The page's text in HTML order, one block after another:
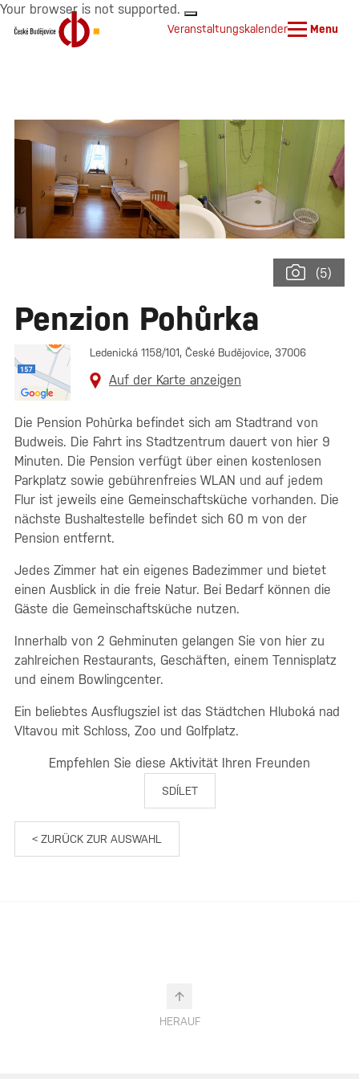
Your browser is not supported.
Veranstaltungskalender Menu
(5)
Penzion Pohůrka
Ledenická 1158/101, České Budějovice, 37006
Auf der Karte anzeigen
Die Pension Pohůrka befindet sich am Stadtrand von
Budweis. Die Fahrt ins Stadtzentrum dauert von hier 9
Minuten. Die Pension verfügt über einen kostenlosen
Parkplatz sowie gebührenfreies WLAN und auf jedem
Flur ist jeweils eine Gemeinschaftsküche vorhanden. Die
nächste Bushaltestelle befindet sich 60 m von der
Pension entfernt.
Jedes Zimmer hat ein eigenes Badezimmer und bietet
einen Ausblick in die freie Natur. Bei Bedarf können die
Gäste die Gemeinschaftsküche nutzen.
Innerhalb von 2 Gehminuten gelangen Sie von hier zu
zahlreichen Restaurants, Geschäften, einem Tennisplatz
und einem Bowlingcenter.
Ein beliebtes Ausflugsziel ist das Städtchen Hluboká nad
Vltavou mit Schloss, Zoo und Golfplatz.
Empfehlen Sie diese Aktivität Ihren Freunden
SDÍLET
< ZURÜCK ZUR AUSWAHL
HERAUF